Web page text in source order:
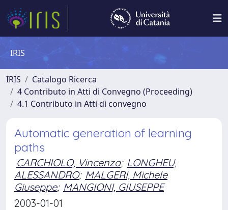
IRIS
IRIS
Catalogo Ricerca
4 Contributo in Atti di Convegno (Proceeding)
4.1 Contributo in Atti di convegno
Automatic generation of learning
paths
CARCHIOLO, Vincenza; LONGHEU,
ALESSANDRO; MALGERI, Michele
Giuseppe; MANGIONI, GIUSEPPE
2003-01-01